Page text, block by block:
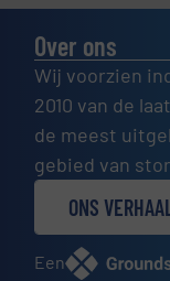
Over ons
Wij voorzien
2010 van de
de meest
gebied van
ONS
Een